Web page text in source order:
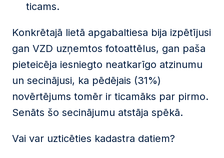
ticams.
Konkrētajā lietā apgabaltiesa bija izpētījusi
gan VZD uzņemtos fotoattēlus, gan paša
pieteicēja iesniegto neatkarīgo atzinumu
un secinājusi, ka pēdējais (31%)
novērtējums tomēr ir ticamāks par pirmo.
Senāts šo secinājumu atstāja spēkā.
Vai var uzticēties kadastra datiem?